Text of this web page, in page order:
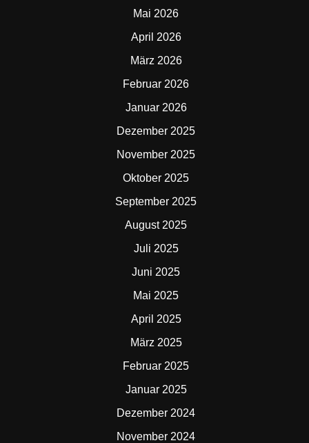
Mai 2026
April 2026
März 2026
Februar 2026
Januar 2026
Dezember 2025
November 2025
Oktober 2025
September 2025
August 2025
Juli 2025
Juni 2025
Mai 2025
April 2025
März 2025
Februar 2025
Januar 2025
Dezember 2024
November 2024